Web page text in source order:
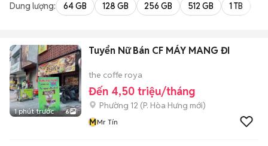
Dung lượng: 64 GB 128 GB 256 GB 512 GB 1 TB
1 phút trước 6
Tuyển Nữ Bán CF MÁY MANG ĐI
the coffe roya
Đến 4,50 triệu/tháng
Phường 12 (P. Hòa Hưng mới)
MMr Tín